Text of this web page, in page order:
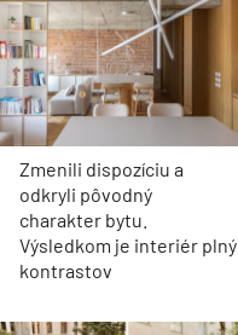
Zmenili dispozíciu a
odkryli pôvodný
charakter bytu.
Výsledkom je interiér plný
kontrastov